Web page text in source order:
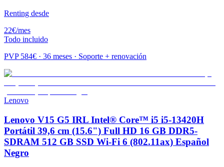
Renting desde
22€/mes
Todo incluido
PVP 584€ · 36 meses · Soporte + renovación
Lenovo
Lenovo V15 G5 IRL Intel® Core™ i5 i5-13420H
Portátil 39,6 cm (15.6") Full HD 16 GB DDR5-
SDRAM 512 GB SSD Wi-Fi 6 (802.11ax) Español
Negro